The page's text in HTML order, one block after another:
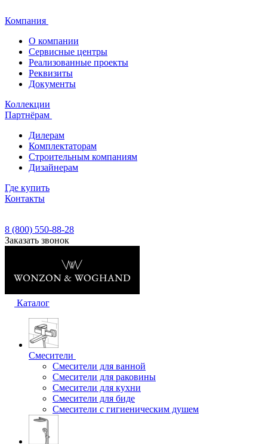
Компания
О компании
Сервисные центры
Реализованные проекты
Реквизиты
Документы
Коллекции
Партнёрам
Дилерам
Комплектаторам
Строительным компаниям
Дизайнерам
Где купить
Контакты
8 (800) 550-88-28
Заказать звонок
Каталог
Смесители
Смесители для ванной
Смесители для раковины
Смесители для кухни
Смесители для биде
Смесители с гигиеническим душем